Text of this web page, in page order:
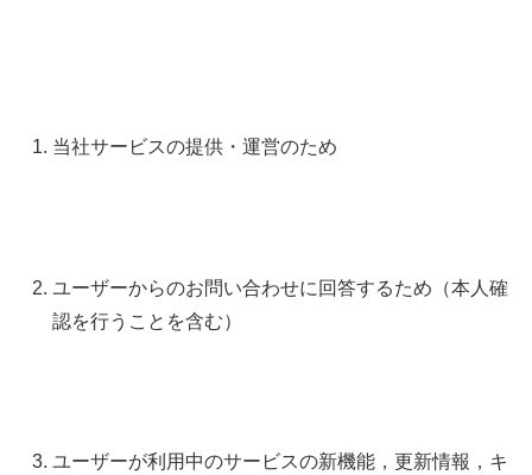
当社サービスの提供・運営のため
ユーザーからのお問い合わせに回答するため（本人確
認を行うことを含む）
ユーザーが利用中のサービスの新機能，更新情報，キ